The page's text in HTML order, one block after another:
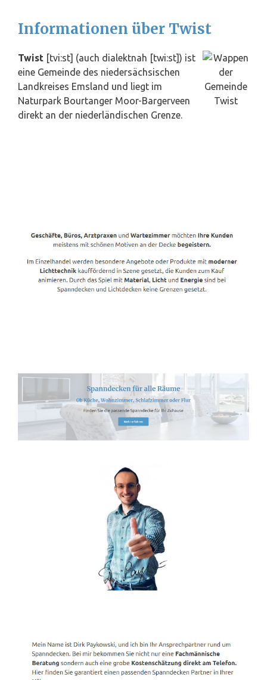
Informationen über Twist
Twist [tvi:st] (auch dialektnah [twi:st]) ist
eine Gemeinde des niedersächsischen
Landkreises Emsland und liegt im
Naturpark Bourtanger Moor-Bargerveen
direkt an der niederländischen Grenze.